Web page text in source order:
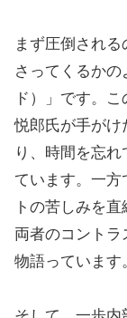
まず圧倒され
さってくるか
ド）」です。
悦郎氏が手がけ
り、時間を忘
ています。一方
トの苦しみを
両者のコント
物語っています